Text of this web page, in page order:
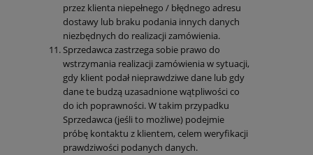
przez klienta niepełnego / błędnego adresu
dostawy lub braku podania innych danych
niezbędnych do realizacji zamówienia.
Sprzedawca zastrzega sobie prawo do
wstrzymania realizacji zamówienia w sytuacji,
gdy klient podał nieprawdziwe dane lub gdy
dane te budzą uzasadnione wątpliwości co
do ich poprawności. W takim przypadku
Sprzedawca (jeśli to możliwe) podejmie
próbę kontaktu z klientem, celem weryfikacji
prawdziwości podanych danych.